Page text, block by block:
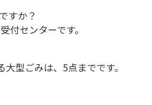
すか？
付センターです。
型ごみは、5点までです。